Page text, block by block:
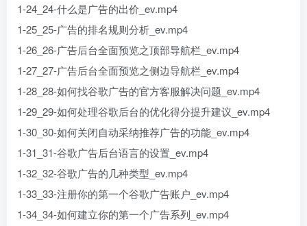
1-24_24-什么是广告的出价_ev.mp4
1-25_25-广告的排名规则分析_ev.mp4
1-26_26-广告后台全面预览之顶部导航栏_ev.mp4
1-27_27-广告后台全面预览之侧边导航栏_ev.mp4
1-28_28-如何找谷歌广告的官方客服解决问题_ev.mp4
1-29_29-如何处理谷歌后台的优化得分提升建议_ev.mp4
1-30_30-如何关闭自动采纳推荐广告的功能_ev.mp4
1-31_31-谷歌广告后台语言的设置_ev.mp4
1-32_32-谷歌广告的几种类型_ev.mp4
1-33_33-注册你的第一个谷歌广告账户_ev.mp4
1-34_34-如何建立你的第一个广告系列_ev.mp4